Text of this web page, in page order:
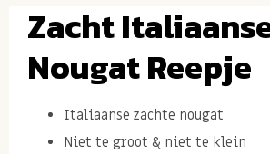
Zacht
Nougat Reepje
Italiaanse zachte nougat
Niet te groot & niet te klein